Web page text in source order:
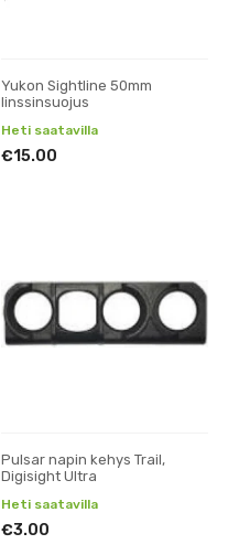
Yukon Sightline 50mm
linssinsuojus
Heti saatavilla
€15.00
Pulsar napin kehys Trail,
Digisight Ultra
Heti saatavilla
€3.00